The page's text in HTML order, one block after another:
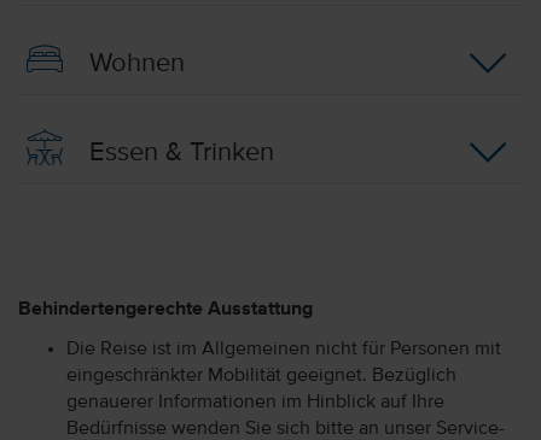
Wohnen
Essen & Trinken
Behindertengerechte Ausstattung
Die Reise ist im Allgemeinen nicht für Personen mit
eingeschränkter Mobilität geeignet. Bezüglich
genauerer Informationen im Hinblick auf Ihre
Bedürfnisse wenden Sie sich bitte an unser Service-